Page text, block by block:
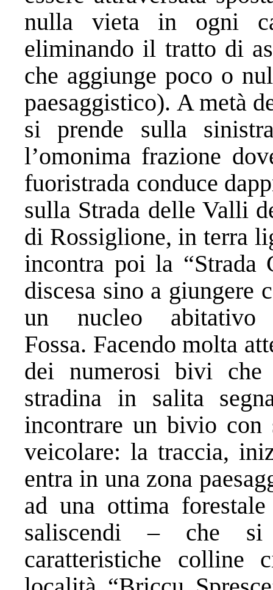
nulla vieta in ogni
eliminando il tratto di
che aggiunge poco o
paesaggistico). A metà
si prende sulla
l’omonima frazione
fuoristrada conduce
sulla Strada delle Valli
di Rossiglione, in terra
incontra poi la “Strada
discesa sino a giungere
un nucleo
Fossa. Facendo molta
dei numerosi bivi che
stradina in salita
incontrare un bivio con
veicolare: la traccia,
entra in una zona
ad una ottima
saliscendi – che
caratteristiche colline